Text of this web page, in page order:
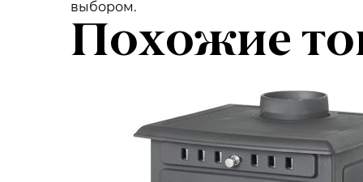
выбором.
Похожие